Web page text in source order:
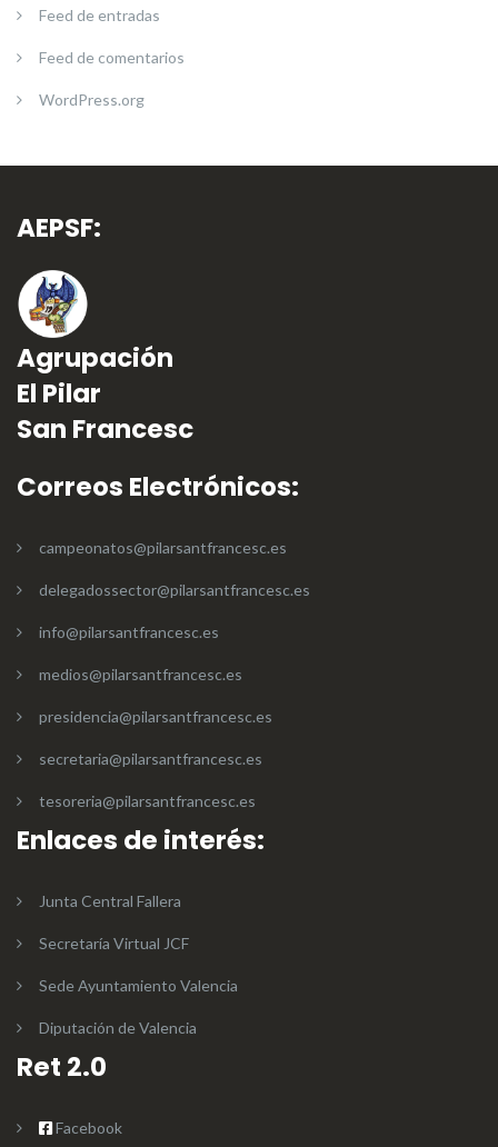
Feed de entradas
Feed de comentarios
WordPress.org
AEPSF:
Agrupación
El Pilar
San Francesc
Correos Electrónicos:
campeonatos@pilarsantfrancesc.es
delegadossector@pilarsantfrancesc.es
info@pilarsantfrancesc.es
medios@pilarsantfrancesc.es
presidencia@pilarsantfrancesc.es
secretaria@pilarsantfrancesc.es
tesoreria@pilarsantfrancesc.es
Enlaces de interés:
Junta Central Fallera
Secretaría Virtual JCF
Sede Ayuntamiento Valencia
Diputación de Valencia
Ret 2.0
Facebook